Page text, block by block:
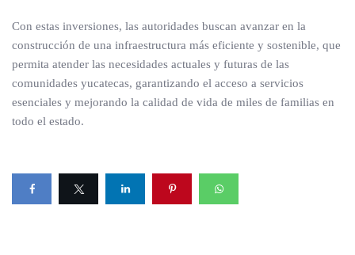
Con estas inversiones, las autoridades buscan avanzar en la
construcción de una infraestructura más eficiente y sostenible, que
permita atender las necesidades actuales y futuras de las
comunidades yucatecas, garantizando el acceso a servicios
esenciales y mejorando la calidad de vida de miles de familias en
todo el estado.